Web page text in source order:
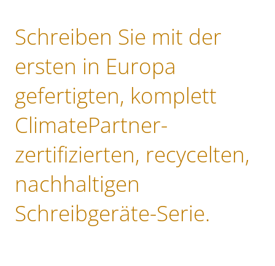
Schreiben Sie mit der
ersten in Europa
gefertigten, komplett
ClimatePartner-
zertifizierten, recycelten,
nachhaltigen
Schreibgeräte-Serie.